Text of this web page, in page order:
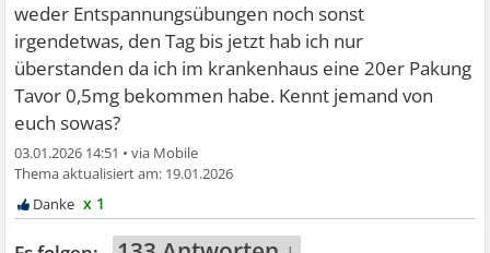
weder Entspannungsübungen noch sonst
irgendetwas, den Tag bis jetzt hab ich nur
überstanden da ich im krankenhaus eine 20er Pakung
Tavor 0,5mg bekommen habe. Kennt jemand von
euch sowas?
03.01.2026 14:51 •
19.01.2026
x 1